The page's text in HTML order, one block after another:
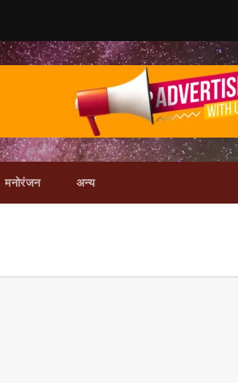
मनोरंजन अन्य